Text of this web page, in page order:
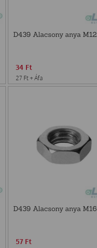
D439 Alacsony anya M12
34 Ft
27 Ft + Áfa
D439 Alacsony anya M16
57 Ft